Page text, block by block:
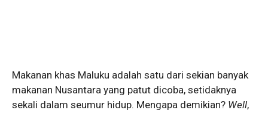
Makanan khas Maluku adalah satu dari sekian banyak
makanan Nusantara yang patut dicoba, setidaknya
sekali dalam seumur hidup. Mengapa demikian? Well,